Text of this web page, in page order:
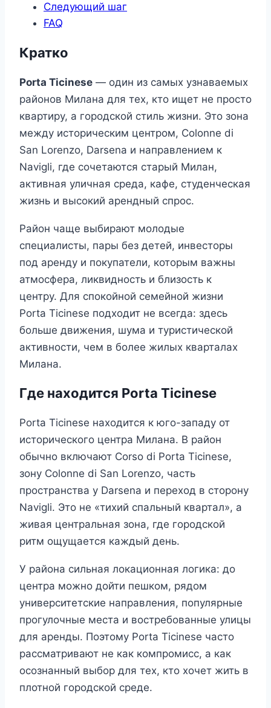
Следующий шаг
FAQ
Кратко
Porta Ticinese — один из самых узнаваемых
районов Милана для тех, кто ищет не просто
квартиру, а городской стиль жизни. Это зона
между историческим центром, Colonne di
San Lorenzo, Darsena и направлением к
Navigli, где сочетаются старый Милан,
активная уличная среда, кафе, студенческая
жизнь и высокий арендный спрос.
Район чаще выбирают молодые
специалисты, пары без детей, инвесторы
под аренду и покупатели, которым важны
атмосфера, ликвидность и близость к
центру. Для спокойной семейной жизни
Porta Ticinese подходит не всегда: здесь
больше движения, шума и туристической
активности, чем в более жилых кварталах
Милана.
Где находится Porta Ticinese
Porta Ticinese находится к юго-западу от
исторического центра Милана. В район
обычно включают Corso di Porta Ticinese,
зону Colonne di San Lorenzo, часть
пространства у Darsena и переход в сторону
Navigli. Это не «тихий спальный квартал», а
живая центральная зона, где городской
ритм ощущается каждый день.
У района сильная локационная логика: до
центра можно дойти пешком, рядом
университетские направления, популярные
прогулочные места и востребованные улицы
для аренды. Поэтому Porta Ticinese часто
рассматривают не как компромисс, а как
осознанный выбор для тех, кто хочет жить в
плотной городской среде.